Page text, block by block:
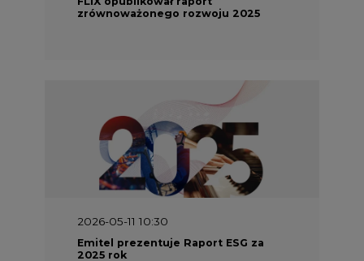
zrównoważonego rozwoju 2025
2026-05-11 10:30
Emitel prezentuje Raport ESG za
2025 rok